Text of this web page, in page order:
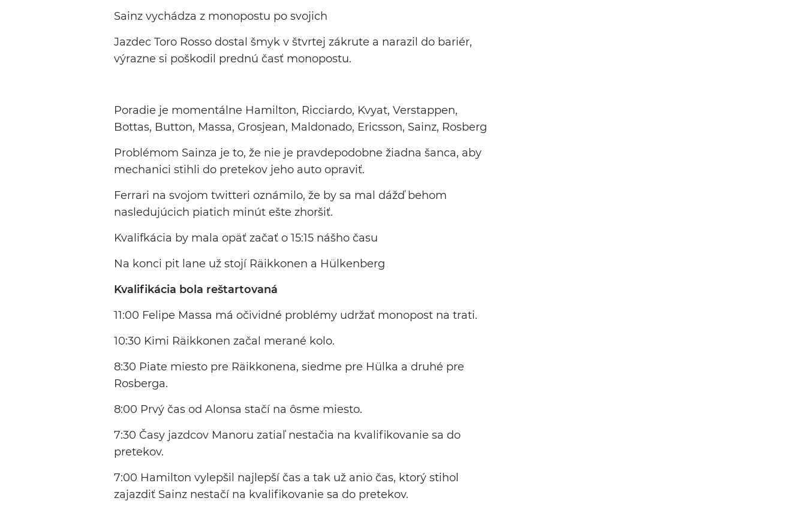
Sainz vychádza z monopostu po svojich
Jazdec Toro Rosso dostal šmyk v štvrtej zákrute a narazil do bariér,
výrazne si poškodil prednú časť monopostu.
Poradie je momentálne Hamilton, Ricciardo, Kvyat, Verstappen,
Bottas, Button, Massa, Grosjean, Maldonado, Ericsson, Sainz, Rosberg
Problémom Sainza je to, že nie je pravdepodobne žiadna šanca, aby
mechanici stihli do pretekov jeho auto opraviť.
Ferrari na svojom twitteri oznámilo, že by sa mal dážď behom
nasledujúcich piatich minút ešte zhoršiť.
Kvalifkácia by mala opäť začať o 15:15 nášho času
Na konci pit lane už stojí Räikkonen a Hülkenberg
Kvalifikácia bola reštartovaná
11:00 Felipe Massa má očividné problémy udržať monopost na trati.
10:30 Kimi Räikkonen začal merané kolo.
8:30 Piate miesto pre Räikkonena, siedme pre Hülka a druhé pre
Rosberga.
8:00 Prvý čas od Alonsa stačí na ôsme miesto.
7:30 Časy jazdcov Manoru zatiaľ nestačia na kvalifikovanie sa do
pretekov.
7:00 Hamilton vylepšil najlepší čas a tak už anio čas, ktorý stihol
zajazdiť Sainz nestačí na kvalifikovanie sa do pretekov.